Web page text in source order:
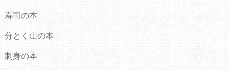
寿司の本
分とく山の本
刺身の本